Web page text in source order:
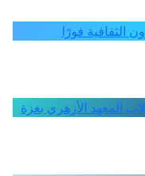
الثقافية فورًا
المعهد الأزهري بغزة